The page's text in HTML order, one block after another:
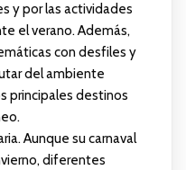
y por las actividades
el verano. Además,
con desfiles y
del ambiente
principales destinos
Aunque su carnaval
diferentes